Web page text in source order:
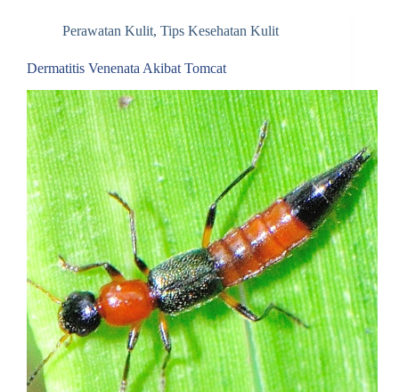
Perawatan Kulit, Tips Kesehatan Kulit
Dermatitis Venenata Akibat Tomcat